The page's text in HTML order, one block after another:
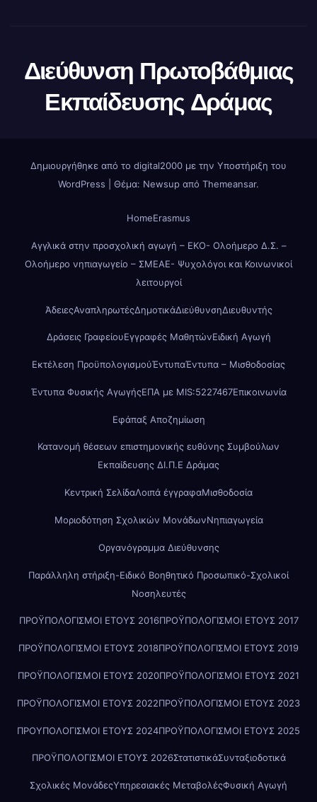
Διεύθυνση Πρωτοβάθμιας
Εκπαίδευσης Δράμας
Δημιουργήθηκε από το digital2000 με την Υποστήριξη του
WordPress
Θέμα: Newsup από Themeansar.
HomeErasmus
Αγγλικά στην προσχολική αγωγή – ΕΚΟ- Ολοήμερο Δ.Σ. –
Ολοήμερο νηπιαγωγείο – ΣΜΕΑΕ- Ψυχολόγοι και Κοινωνικοί
λειτουργοί
ΆδειεςΑναπληρωτέςΔημοτικάΔιεύθυνσηΔιευθυντής
Δράσεις ΓραφείουΕγγραφές ΜαθητώνΕιδική Αγωγή
Εκτέλεση ΠροϋπολογισμούΈντυπαΈντυπα – Μισθοδοσίας
Έντυπα Φυσικής ΑγωγήςΕΠΑ με MIS:5227467Επικοινωνία
Εφάπαξ Αποζημίωση
Κατανομή θέσεων επιστημονικής ευθύνης Συμβούλων
Εκπαίδευσης ΔΙ.Π.Ε Δράμας
Κεντρική ΣελίδαΛοιπά έγγραφαΜισθοδοσία
Μοριοδότηση Σχολικών ΜονάδωνΝηπιαγωγεία
Οργανόγραμμα Διεύθυνσης
Παράλληλη στήριξη-Ειδικό Βοηθητικό Προσωπικό-Σχολικοί
Νοσηλευτές
ΠΡΟΫΠΟΛΟΓΙΣΜΟΙ ΕΤΟΥΣ 2016ΠΡΟΫΠΟΛΟΓΙΣΜΟΙ ΕΤΟΥΣ 2017
ΠΡΟΫΠΟΛΟΓΙΣΜΟΙ ΕΤΟΥΣ 2018ΠΡΟΫΠΟΛΟΓΙΣΜΟΙ ΕΤΟΥΣ 2019
ΠΡΟΫΠΟΛΟΓΙΣΜΟΙ ΕΤΟΥΣ 2020ΠΡΟΫΠΟΛΟΓΙΣΜΟΙ ΕΤΟΥΣ 2021
ΠΡΟΫΠΟΛΟΓΙΣΜΟΙ ΕΤΟΥΣ 2022ΠΡΟΫΠΟΛΟΓΙΣΜΟΙ ΕΤΟΥΣ 2023
ΠΡΟΥΠΟΛΟΓΙΣΜΟΙ ΕΤΟΥΣ 2024ΠΡΟΫΠΟΛΟΓΙΣΜΟΙ ΕΤΟΥΣ 2025
ΠΡΟΫΠΟΛΟΓΙΣΜΟΙ ΕΤΟΥΣ 2026ΣτατιστικάΣυνταξιοδοτικά
Σχολικές ΜονάδεςΥπηρεσιακές ΜεταβολέςΦυσική Αγωγή